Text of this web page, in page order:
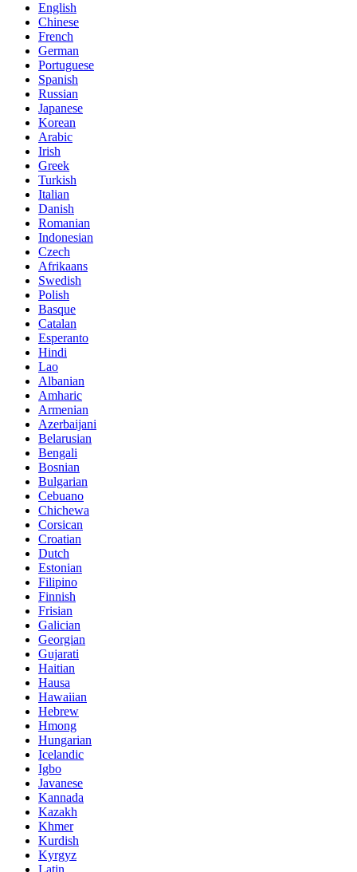
English
Chinese
French
German
Portuguese
Spanish
Russian
Japanese
Korean
Arabic
Irish
Greek
Turkish
Italian
Danish
Romanian
Indonesian
Czech
Afrikaans
Swedish
Polish
Basque
Catalan
Esperanto
Hindi
Lao
Albanian
Amharic
Armenian
Azerbaijani
Belarusian
Bengali
Bosnian
Bulgarian
Cebuano
Chichewa
Corsican
Croatian
Dutch
Estonian
Filipino
Finnish
Frisian
Galician
Georgian
Gujarati
Haitian
Hausa
Hawaiian
Hebrew
Hmong
Hungarian
Icelandic
Igbo
Javanese
Kannada
Kazakh
Khmer
Kurdish
Kyrgyz
Latin